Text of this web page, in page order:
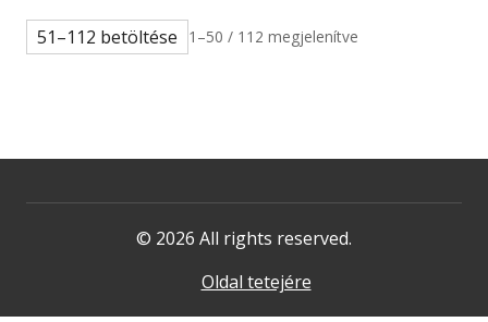
51–112 betöltése 1–50 / 112 megjelenítve
© 2026 All rights reserved.
Oldal tetejére